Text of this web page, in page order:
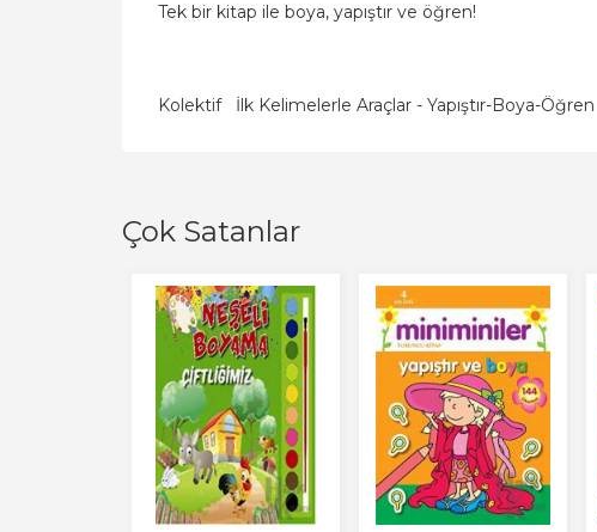
Tek bir kitap ile boya, yapıştır ve öğren!
Kolektif İlk Kelimelerle Araçlar - Yapıştır-Boya-Öğren
Çok Satanlar